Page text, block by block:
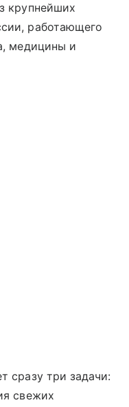
крупнейших
работающего
медицины и
сразу три задачи:
свежих